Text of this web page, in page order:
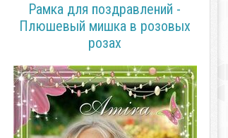
Рамка для поздравлений -
Плюшевый мишка в розовых
розах